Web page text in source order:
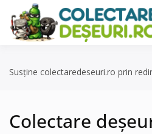
content
Susține colectaredeseuri.ro prin
Colectare